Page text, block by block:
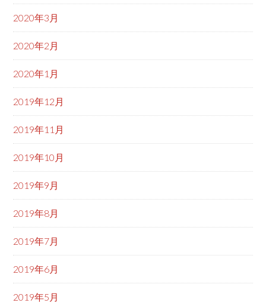
2020年3月
2020年2月
2020年1月
2019年12月
2019年11月
2019年10月
2019年9月
2019年8月
2019年7月
2019年6月
2019年5月